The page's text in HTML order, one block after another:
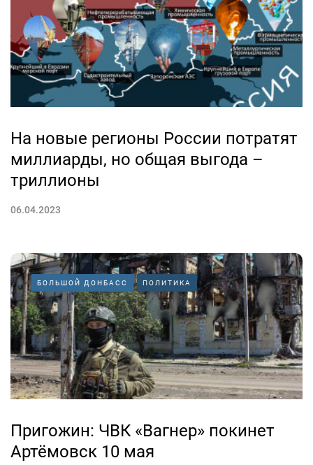
На новые регионы России потратят
миллиарды, но общая выгода –
триллионы
06.04.2023
БОЛЬШОЙ ДОНБАСС ПОЛИТИКА
Пригожин: ЧВК «Вагнер» покинет
Артёмовск 10 мая